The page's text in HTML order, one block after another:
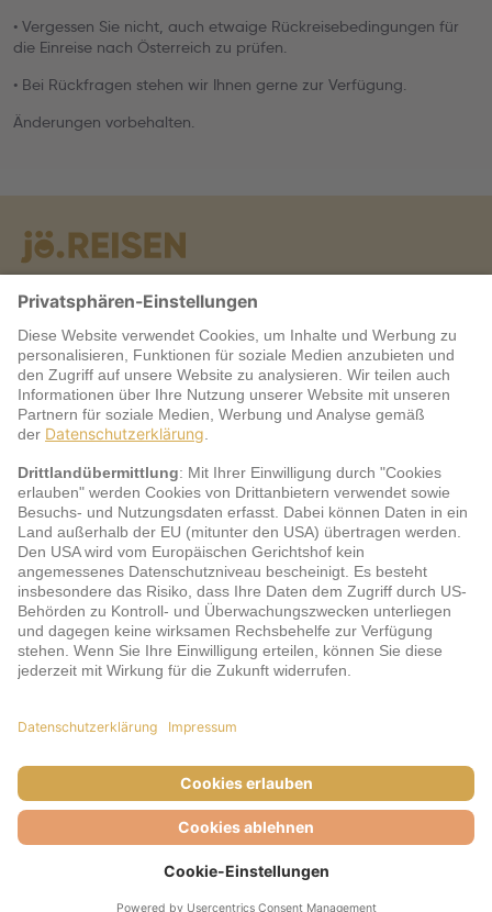
• Vergessen Sie nicht, auch etwaige Rückreisebedingungen für
die Einreise nach Österreich zu prüfen.
• Bei Rückfragen stehen wir Ihnen gerne zur Verfügung.
Änderungen vorbehalten.
Warum jö?
Service
jö Bonus Club Partner
Zahlungsarten & Sicherheit
AGB
Datenschutz